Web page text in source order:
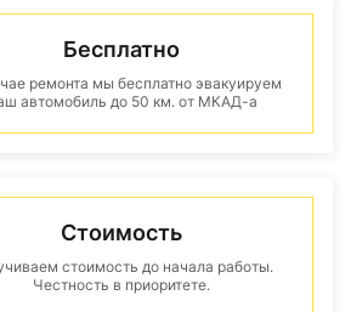
Бесплатно
ремонта мы бесплатно эвакуируем
автомобиль до 50 км. от МКАД-а
Стоимость
стоимость до начала работы.
Честность в приоритете.